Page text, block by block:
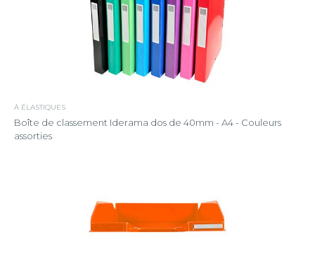
À ÉLASTIQUES
Boîte de classement Iderama dos de 40mm - A4 - Couleurs
assorties